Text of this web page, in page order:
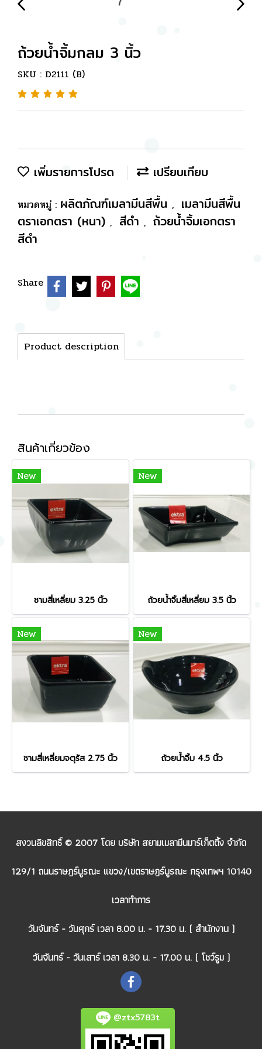
ถ้วยน้ำจิ้มกลม 3 นิ้ว
SKU : D2111 (B)
เพิ่มรายการโปรด เปรียบเทียบ
หมวดหมู่ : ผลิตภัณฑ์เมลามีนสีพื้น , เมลามีนสีพื้น
ตราเอกตรา (หนา) , สีดำ , ถ้วยน้ำจิ้มเอกตรา
สีดำ
Share
Product description
สินค้าเกี่ยวข้อง
New
ชามสี่เหลี่ยม 3.25 นิ้ว
New
ถ้วยน้ำจิ้มสี่เหลี่ยม 3.5 นิ้ว
New
ชามสี่เหลี่ยมจตุรัส 2.75 นิ้ว
New
ถ้วยน้ำจิ้ม 4.5 นิ้ว
สงวนลิขสิทธิ์ © 2007 โดย บริษัท สยามเมลามีนมาร์เก็ตติ้ง จำกัด
129/1 ถนนราษฎร์บูรณะ แขวง/เขตราษฎร์บูรณะ กรุงเทพฯ 10140
เวลาทำการ
วันจันทร์ - วันศุกร์ เวลา 8.00 น. - 17.30 น. ( สำนักงาน )
วันจันทร์ - วันเสาร์ เวลา 8.30 น. - 17.00 น. ( โชว์รูม )
@ztx5783t